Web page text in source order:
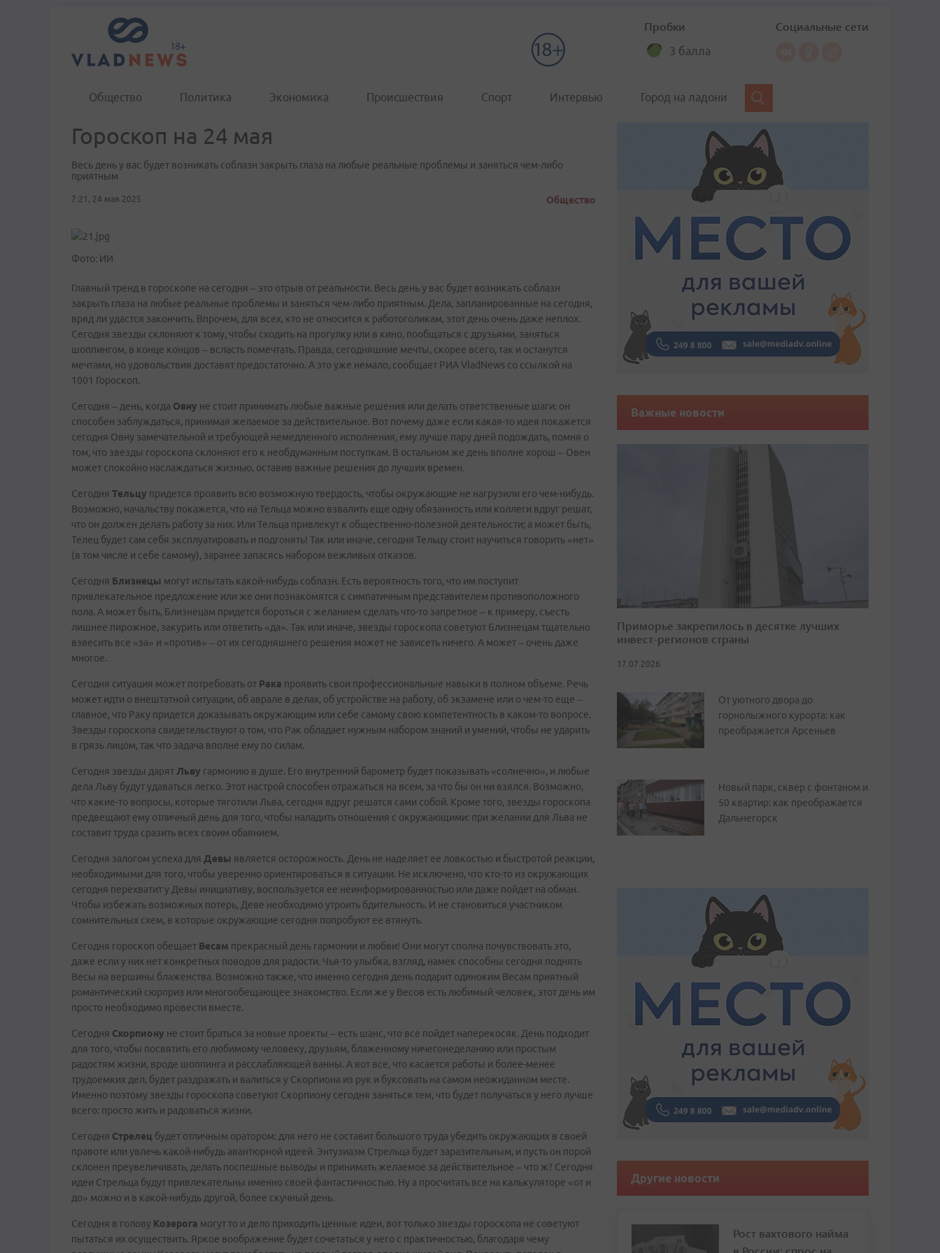
Пробки
3 балла
Социальные сети
Общество Политика Экономика Происшествия Спорт Интервью Город на ладони
Гороскоп на 24 мая
Весь день у вас будет возникать соблазн закрыть глаза на любые реальные проблемы и заняться чем-либо
приятным
7:21, 24 мая 2025 Общество
Фото: ИИ
Главный тренд в гороскопе на сегодня – это отрыв от реальности. Весь день у вас будет возникать соблазн
закрыть глаза на любые реальные проблемы и заняться чем-либо приятным. Дела, запланированные на сегодня,
вряд ли удастся закончить. Впрочем, для всех, кто не относится к работоголикам, этот день очень даже неплох.
Сегодня звезды склоняют к тому, чтобы сходить на прогулку или в кино, пообщаться с друзьями, заняться
шоппингом, в конце концов – всласть помечтать. Правда, сегодняшние мечты, скорее всего, так и останутся
мечтами, но удовольствия доставят предостаточно. А это уже немало, сообщает РИА VladNews со ссылкой на
1001 Гороскоп.
Сегодня – день, когда Овну не стоит принимать любые важные решения или делать ответственные шаги: он
способен заблуждаться, принимая желаемое за действительное. Вот почему даже если какая-то идея покажется
сегодня Овну замечательной и требующей немедленного исполнения, ему лучше пару дней подождать, помня о
том, что звезды гороскопа склоняют его к необдуманным поступкам. В остальном же день вполне хорош – Овен
может спокойно наслаждаться жизнью, оставив важные решения до лучших времен.
Сегодня Тельцу придется проявить всю возможную твердость, чтобы окружающие не нагрузили его чем-нибудь.
Возможно, начальству покажется, что на Тельца можно взвалить еще одну обязанность или коллеги вдруг решат,
что он должен делать работу за них. Или Тельца привлекут к общественно-полезной деятельности; а может быть,
Телец будет сам себя эксплуатировать и подгонять! Так или иначе, сегодня Тельцу стоит научиться говорить «нет»
(в том числе и себе самому), заранее запасясь набором вежливых отказов.
Сегодня Близнецы могут испытать какой-нибудь соблазн. Есть вероятность того, что им поступит
привлекательное предложение или же они познакомятся с симпатичным представителем противоположного
пола. А может быть, Близнецам придется бороться с желанием сделать что-то запретное – к примеру, съесть
лишнее пирожное, закурить или ответить «да». Так или иначе, звезды гороскопа советуют Близнецам тщательно
взвесить все «за» и «против» – от их сегодняшнего решения может не зависеть ничего. А может – очень даже
многое.
Сегодня ситуация может потребовать от Рака проявить свои профессиональные навыки в полном объеме. Речь
может идти о внештатной ситуации, об аврале в делах, об устройстве на работу, об экзамене или о чем-то еще –
главное, что Раку придется доказывать окружающим или себе самому свою компетентность в каком-то вопросе.
Звезды гороскопа свидетельствуют о том, что Рак обладает нужным набором знаний и умений, чтобы не ударить
в грязь лицом, так что задача вполне ему по силам.
Сегодня звезды дарятЛьву гармонию в душе. Его внутренний барометр будет показывать «солнечно», и любые
дела Льву будут удаваться легко. Этот настрой способен отражаться на всем, за что бы он ни взялся. Возможно,
что какие-то вопросы, которые тяготили Льва, сегодня вдруг решатся сами собой. Кроме того, звезды гороскопа
предвещают ему отличный день для того, чтобы наладить отношения с окружающими: при желании для Льва не
составит труда сразить всех своим обаянием.
Сегодня залогом успеха для Девы является осторожность. День не наделяет ее ловкостью и быстротой реакции,
необходимыми для того, чтобы уверенно ориентироваться в ситуации. Не исключено, что кто-то из окружающих
сегодня перехватит у Девы инициативу, воспользуется ее неинформированностью или даже пойдет на обман.
Чтобы избежать возможных потерь, Деве необходимо утроить бдительность. И не становиться участником
сомнительных схем, в которые окружающие сегодня попробуют ее втянуть.
Сегодня гороскоп обещает Весам прекрасный день гармонии и любви! Они могут сполна почувствовать это,
даже если у них нет конкретных поводов для радости. Чья-то улыбка, взгляд, намек способны сегодня поднять
Весы на вершины блаженства. Возможно также, что именно сегодня день подарит одиноким Весам приятный
романтический сюрприз или многообещающее знакомство. Если же у Весов есть любимый человек, этот день им
просто необходимо провести вместе.
Сегодня Скорпиону не стоит браться за новые проекты – есть шанс, что все пойдет наперекосяк. День подходит
для того, чтобы посвятить его любимому человеку, друзьям, блаженному ничегонеделанию или простым
радостям жизни, вроде шоппинга и расслабляющей ванны. А вот все, что касается работы и более-менее
трудоемких дел, будет раздражать и валиться у Скорпиона из рук и буксовать на самом неожиданном месте.
Именно поэтому звезды гороскопа советуют Скорпиону сегодня заняться тем, что будет получаться у него лучше
всего: просто жить и радоваться жизни.
Сегодня Стрелец будет отличным оратором: для него не составит большого труда убедить окружающих в своей
правоте или увлечь какой-нибудь авантюрной идеей. Энтузиазм Стрельца будет заразительным, и пусть он порой
склонен преувеличивать, делать поспешные выводы и принимать желаемое за действительное – что ж? Сегодня
идеи Стрельца будут привлекательны именно своей фантастичностью. Ну а просчитать все на калькуляторе «от и
до» можно и в какой-нибудь другой, более скучный день.
Сегодня в голову Козерога могут то и дело приходить ценные идеи, вот только звезды гороскопа не советуют
пытаться их осуществить. Яркое воображение будет сочетаться у него с практичностью, благодаря чему
Важные новости
Приморье закрепилось в десятке лучших
инвест-регионов страны
17.07.2026
От уютного двора до
горнолыжного курорта: как
преображается Арсеньев
Новый парк, сквер с фонтаном и
50 квартир: как преображается
Дальнегорск
Другие новости
Рост вахтового найма